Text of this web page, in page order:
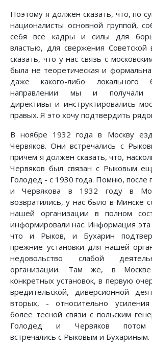
Поэтому я должен сказать, что, по
националисты основной группой,
себя все кадры и силы для
властью, для свержения Советской
сказать, что у нас связь с
была не теоретическая и
даже какого-либо
направлении мы и получали
директивы и инструктировались
правых. Я это хочу подтвердить
В ноябре 1932 года в Москву
Червяков. Они встречались с
причем я должен сказать, что,
Червяков был связан с Рыковым
Голодед - с 1930 года. Помню, после
и Червякова в 1932 году в
возвратились, у нас было в Минске
нашей организации в полном
информировали нас. Информация эта
что и Рыков, и Бухарин
прежние установки для нашей
недовольство слабой
организации. Там же, в
конкретных установок, в первую
вредительской, диверсионной
вторых, - относительно
более тесной связи с польским
Голодед и Червяков потом
встречались с Рыковым и Бухариным.